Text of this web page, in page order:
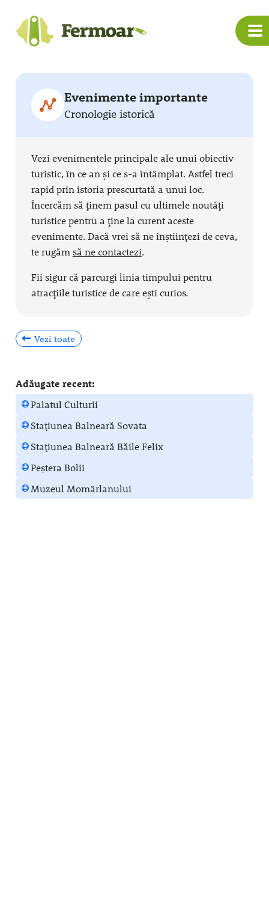
Evenimente importante
Cronologie istorică
Vezi evenimentele principale ale unui obiectiv
turistic, în ce an și ce s-a întâmplat. Astfel treci
rapid prin istoria prescurtată a unui loc.
Încercăm să ținem pasul cu ultimele noutăți
turistice pentru a ține la curent aceste
evenimente. Dacă vrei să ne înștiințezi de ceva,
te rugăm să ne contactezi.
Fii sigur că parcurgi linia timpului pentru
atracțiile turistice de care ești curios.
Vezi toate
Adăugate recent:
Palatul Culturii
Stațiunea Balneară Sovata
Stațiunea Balneară Băile Felix
Peștera Bolii
Muzeul Momârlanului